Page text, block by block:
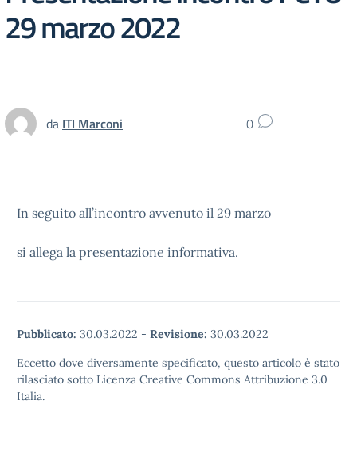
29 marzo 2022
da ITI Marconi 0
In seguito all’incontro avvenuto il 29 marzo
si allega la presentazione informativa.
Pubblicato: 30.03.2022 - Revisione: 30.03.2022
Eccetto dove diversamente specificato, questo articolo è stato
rilasciato sotto Licenza Creative Commons Attribuzione 3.0
Italia.